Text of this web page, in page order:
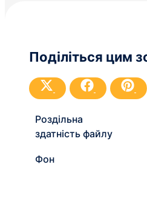
Поділіться цим
SПоділитися
на
X
SПоділитися
на
Facebook
на
Роздільна
здатність файлу
Фон